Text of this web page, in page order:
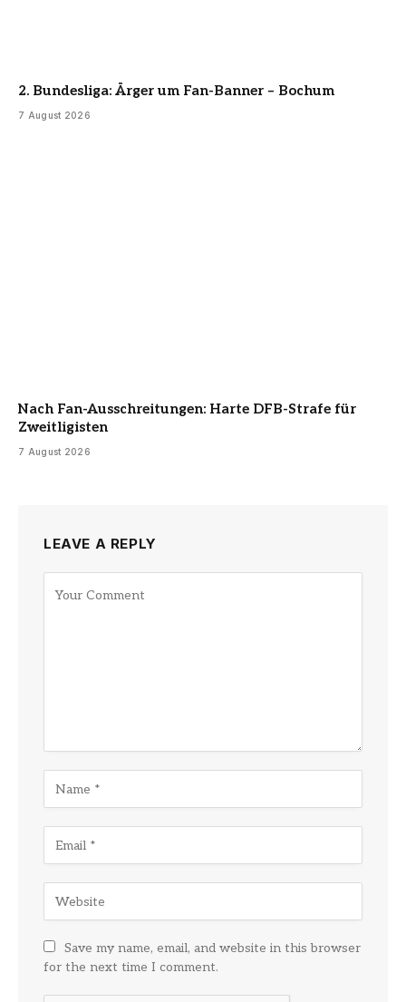
2. Bundesliga: Ärger um Fan-Banner – Bochum
7 August 2026
Nach Fan-Ausschreitungen: Harte DFB-Strafe für
Zweitligisten
7 August 2026
LEAVE A REPLY
Save my name, email, and website in this browser
for the next time I comment.